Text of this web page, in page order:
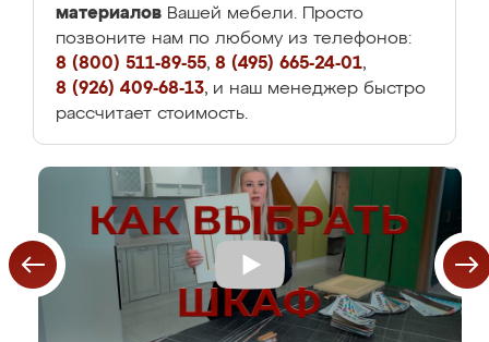
материалов Вашей мебели. Просто
позвоните нам по любому из телефонов:
8 (800) 511-89-55, 8 (495) 665-24-01,
8 (926) 409-68-13, и наш менеджер быстро
рассчитает стоимость.